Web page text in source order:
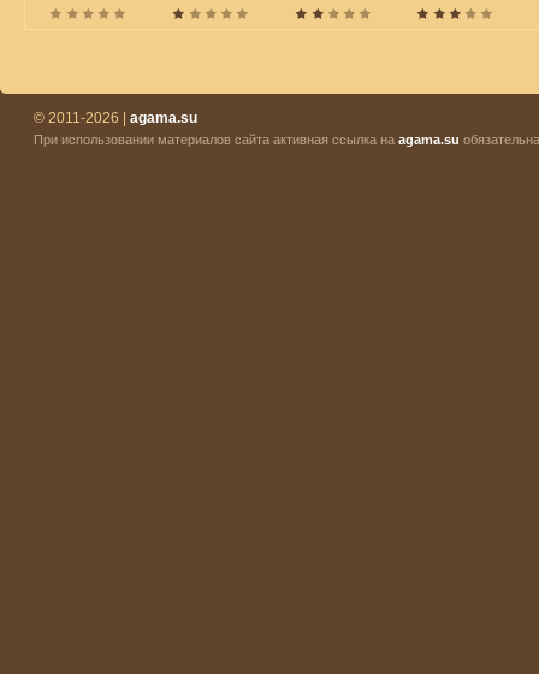
© 2011-2026 | agama.su
При использовании материалов сайта активная ссылка на agama.su